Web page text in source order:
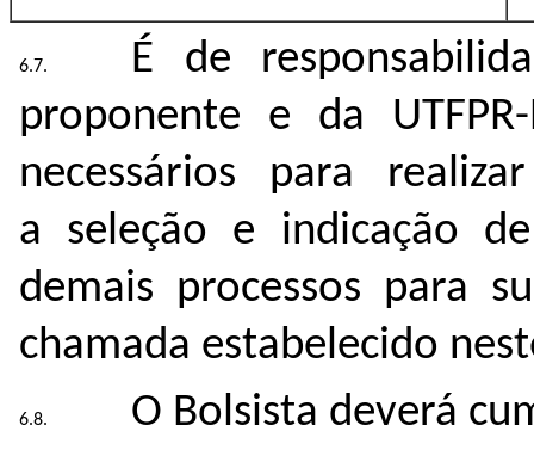
É de
proponente e da
necessários para
a
seleção e
indicação
demais processos para
chamada estabelecido
O Bolsista deverá